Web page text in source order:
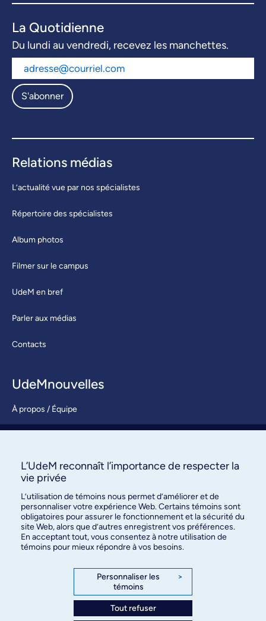
La Quotidienne
Du lundi au vendredi, recevez les manchettes.
S'abonner
Relations médias
L’actualité vue par nos spécialistes
Répertoire des spécialistes
Album photos
Filmer sur le campus
UdeM en bref
Parler aux médias
Contacts
UdeMnouvelles
À propos / Équipe
S’abonner
des relations publiques
3744, rue Jean-Brillant, bureau 490
Montréal (Québec) H3T 1P1
L’UdeM reconnaît l’importance de respecter la
vie privée
L’utilisation de témoins nous permet d’améliorer et de
personnaliser votre expérience Web. Certains témoins sont
obligatoires pour assurer le fonctionnement et la sécurité du
site Web, alors que d’autres enregistrent vos préférences.
En acceptant tout, vous consentez à notre utilisation de
témoins pour mieux répondre à vos besoins.
Personnaliser les
témoins
>
Tout refuser